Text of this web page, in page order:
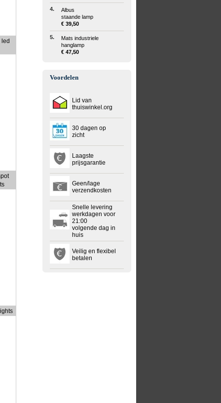
4.
Albus
staande lamp
€ 39,50
5.
Mats industriele
hanglamp
€ 47,50
Voordelen
Lid van
thuiswinkel.org
30 dagen op
zicht
Laagste
prijsgarantie
Geen/lage
verzendkosten
Snelle levering
werkdagen voor
21:00
volgende dag in
huis
Veilig en flexibel
betalen